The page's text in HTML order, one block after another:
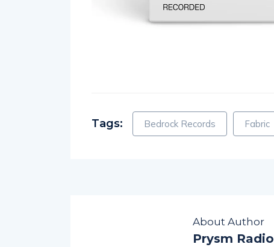
Tags: Bedrock Records Fabric
About Author
Prysm Radio